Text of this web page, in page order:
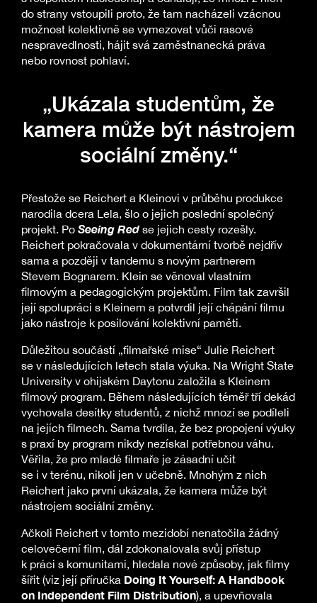
do strany vstoupili proto, že tam nacházeli vzácnou
možnost kolektivně se vymezovat vůči rasové
nespravedlnosti, hájit svá zaměstnanecká práva
nebo rovnost pohlaví.
„Ukázala studentům, že
kamera může být nástrojem
sociální změny.“
Přestože se Reichert a Kleinovi v průběhu produkce
narodila dcera Lela, šlo o jejich poslední společný
projekt. Po Seeing Red se jejich cesty rozešly.
Reichert pokračovala v dokumentární tvorbě nejdřív
sama a později v tandemu s novým partnerem
Stevem Bognarem. Klein se věnoval vlastním
filmovým a pedagogickým projektům. Film tak završil
její spolupráci s Kleinem a potvrdil její chápání filmu
jako nástroje k posilování kolektivní paměti.
Důležitou součástí „filmařské mise“ Julie Reichert
se v následujících letech stala výuka. Na Wright State
University v ohijském Daytonu založila s Kleinem
filmový program. Během následujících téměř tří dekád
vychovala desítky studentů, z nichž mnozí se podíleli
na jejích filmech. Sama tvrdila, že bez propojení výuky
s praxí by program nikdy nezískal potřebnou váhu.
Věřila, že pro mladé filmaře je zásadní učit
se i v terénu, nikoli jen v učebně. Mnohým z nich
Reichert jako první ukázala, že kamera může být
nástrojem sociální změny.
Ačkoli Reichert v tomto mezidobí nenatočila žádný
celovečerní film, dál zdokonalovala svůj přístup
k práci s komunitami, hledala nové způsoby, jak filmy
šířit (viz její příručka Doing It Yourself: A Handbook
on Independent Film Distribution), a upevňovala